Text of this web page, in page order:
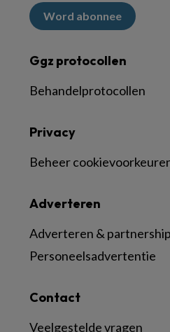
Word abonnee
Ggz protocollen
Behandelprotocollen
Contact
Veelgestelde vragen
Adverteren
Adverteren &
Personeelsadvertentie
Privacy
Beheer